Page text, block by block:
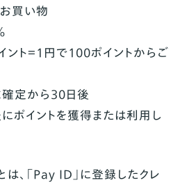
買い物
ト＝1円で100ポイントからご
定から30日後
イントを獲得または利用し
は、「Pay ID」に登録したクレ